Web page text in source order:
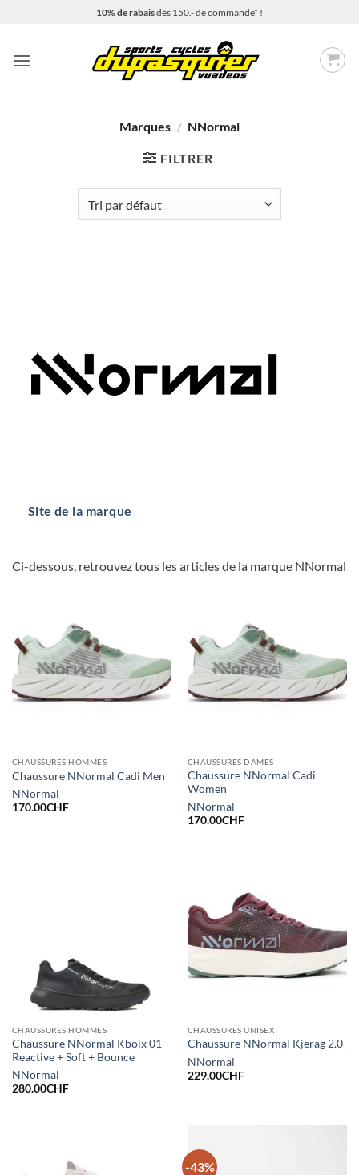
10% de rabaisdès 150.- de commande* !
Marques / NNormal
FILTRER
Site de la marque
Ci-dessous, retrouvez tous les articles de la marque NNormal
CHAUSSURES HOMMES
Chaussure NNormal Cadi Men
NNormal
170.00CHF
CHAUSSURES DAMES
Chaussure NNormal Cadi
Women
NNormal
170.00CHF
CHAUSSURES HOMMES
Chaussure NNormal Kboix 01
Reactive + Soft + Bounce
NNormal
280.00CHF
CHAUSSURES UNISEX
Chaussure NNormal Kjerag 2.0
NNormal
229.00CHF
-43%